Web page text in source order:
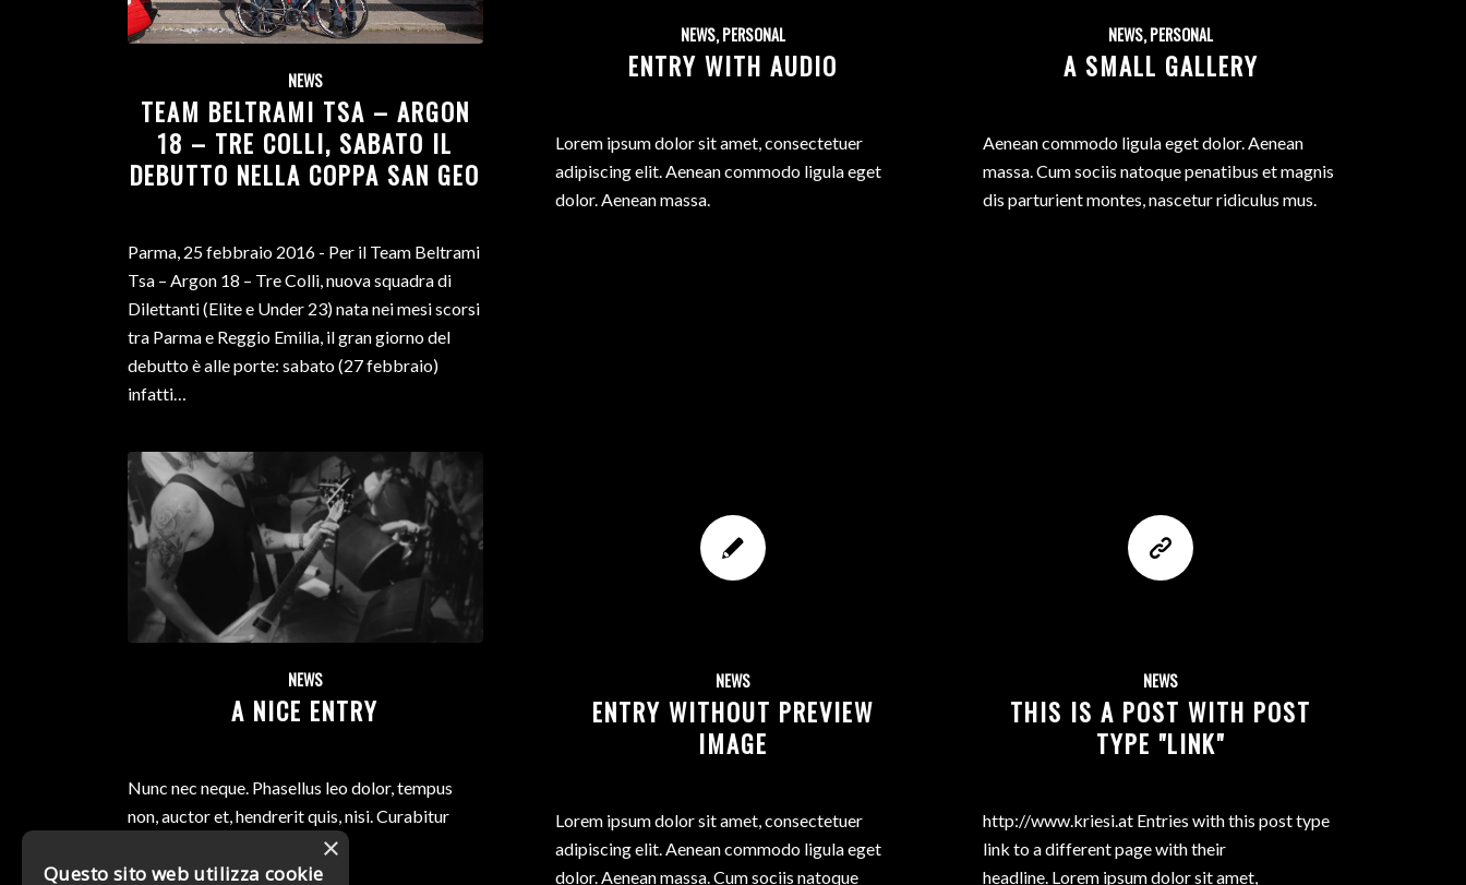
NEWS
TEAM BELTRAMI TSA – ARGON
18 – TRE COLLI, SABATO IL
DEBUTTO NELLA COPPA SAN GEO
Parma, 25 febbraio 2016 - Per il Team Beltrami
Tsa – Argon 18 – Tre Colli, nuova squadra di
Dilettanti (Elite e Under 23) nata nei mesi scorsi
tra Parma e Reggio Emilia, il gran giorno del
debutto è alle porte: sabato (27 febbraio)
infatti…
NEWS,PERSONAL
ENTRY WITH AUDIO
Lorem ipsum dolor sit amet, consectetuer
adipiscing elit. Aenean commodo ligula eget
dolor. Aenean massa.
NEWS,PERSONAL
A SMALL GALLERY
Aenean commodo ligula eget dolor. Aenean
massa. Cum sociis natoque penatibus et magnis
dis parturient montes, nascetur ridiculus mus.
NEWS
A NICE ENTRY
Nunc nec neque. Phasellus leo dolor, tempus
non, auctor et, hendrerit quis, nisi. Curabitur
ligula sapien, tincidunt non.
NEWS
ENTRY WITHOUT PREVIEW
IMAGE
Lorem ipsum dolor sit amet, consectetuer
adipiscing elit. Aenean commodo ligula eget
dolor. Aenean massa. Cum sociis natoque
NEWS
THIS IS A POST WITH POST
TYPE "LINK"
http://www.kriesi.at Entries with this post type
link to a different page with their
headline. Lorem ipsum dolor sit amet,
×
Questo sito web utilizza cookie